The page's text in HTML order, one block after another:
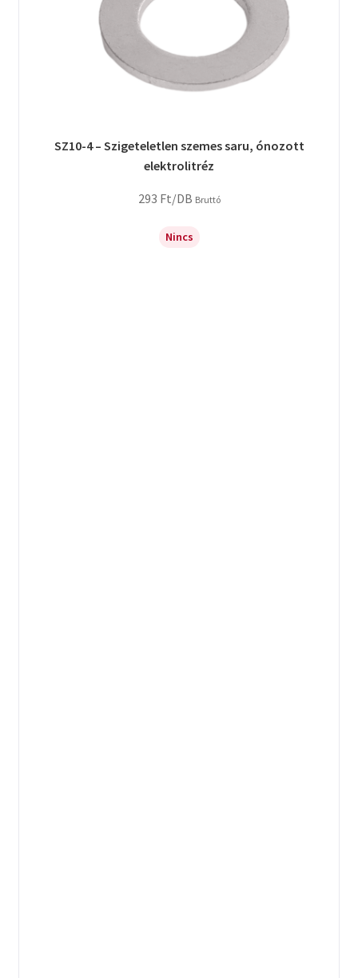
SZ10-4 – Szigeteletlen szemes saru, ónozott
elektrolitréz
293 Ft/DB Bruttó
Nincs